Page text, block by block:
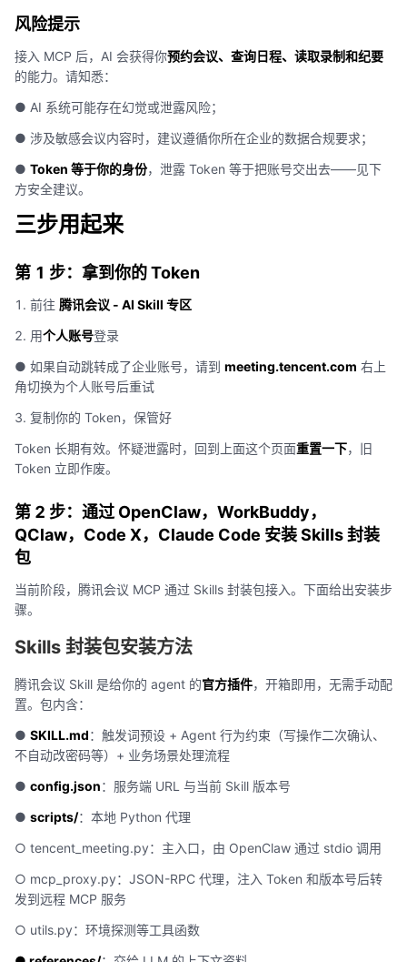
风险提示
接入 MCP 后，AI 会获得你预约会议、查询日程、读取录制和纪要
的能力。请知悉：
● AI 系统可能存在幻觉或泄露风险；
● 涉及敏感会议内容时，建议遵循你所在企业的数据合规要求；
● Token 等于你的身份，泄露 Token 等于把账号交出去——见下
方安全建议。
三步用起来
第 1 步：拿到你的 Token
1. 前往 腾讯会议 - AI Skill 专区
2. 用个人账号登录
● 如果自动跳转成了企业账号，请到 meeting.tencent.com 右上
角切换为个人账号后重试
3. 复制你的 Token，保管好
Token 长期有效。怀疑泄露时，回到上面这个页面重置一下，旧
Token 立即作废。
第 2 步：通过 OpenClaw，WorkBuddy，
QClaw，Code X，Claude Code 安装 Skills 封装
包
当前阶段，腾讯会议 MCP 通过 Skills 封装包接入。下面给出安装步
骤。
Skills 封装包安装方法
腾讯会议 Skill 是给你的 agent 的官方插件，开箱即用，无需手动配
置。包内含：
● SKILL.md：触发词预设 + Agent 行为约束（写操作二次确认、
不自动改密码等）+ 业务场景处理流程
● config.json：服务端 URL 与当前 Skill 版本号
● scripts/：本地 Python 代理
○ tencent_meeting.py：主入口，由 OpenClaw 通过 stdio 调用
○ mcp_proxy.py：JSON-RPC 代理，注入 Token 和版本号后转
发到远程 MCP 服务
○ utils.py：环境探测等工具函数